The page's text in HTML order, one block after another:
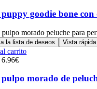
la
de
producto
goodie bone con
la lista de deseos Vista rápida
carritoEste
múltiples
6.96€
morado de